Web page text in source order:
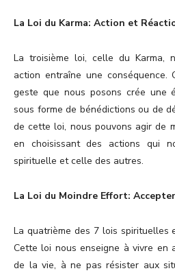
La Loi du Karma: Action et
La troisième loi, celle du Karma,
action entraîne une conséquence.
geste que nous posons crée une
sous forme de bénédictions ou de
de cette loi, nous pouvons agir de
en choisissant des actions qui
spirituelle et celle des autres.
La Loi du Moindre Effort:
La quatrième des 7 lois spirituelles
Cette loi nous enseigne à vivre en
de la vie, à ne pas résister aux